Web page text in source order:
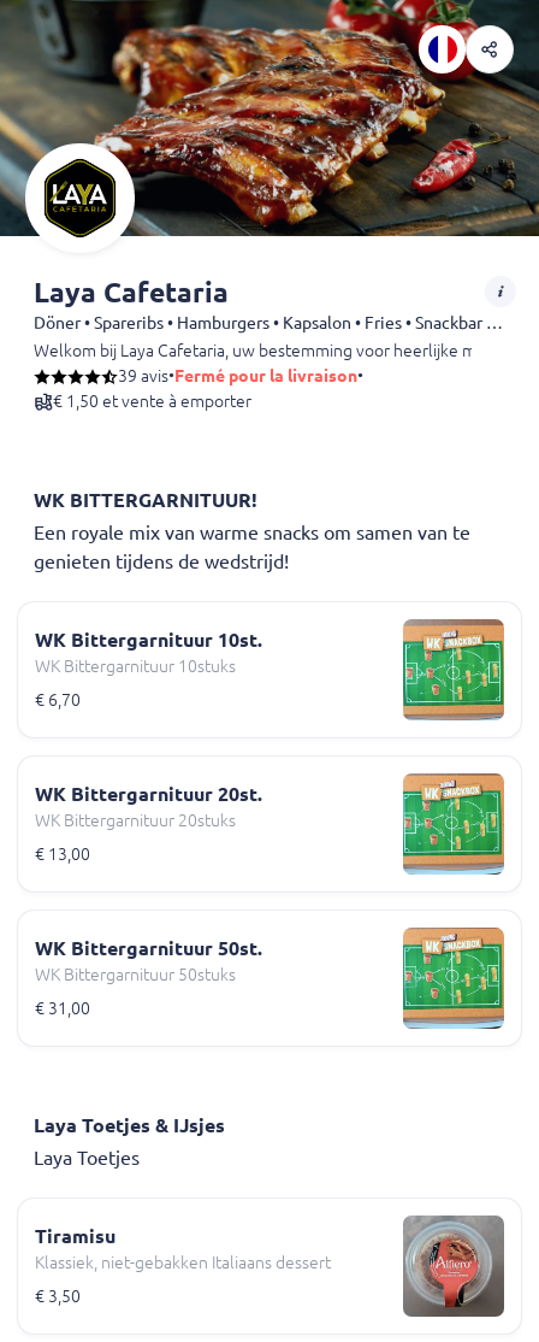
Laya Cafetaria
Döner • Spareribs • Hamburgers • Kapsalon • Fries • Snackbar • Snack • Shoarma • Kebab • Chicken • Falafel • Dürüm
Welkom bij Laya Cafetaria, uw bestemming voor heerlijke
39 avis•Fermé pour la livraison•
€ 1,50 et vente à emporter
WK BITTERGARNITUUR!
Een royale mix van warme snacks om samen van te
genieten tijdens de wedstrijd!
WK Bittergarnituur 10st.
WK Bittergarnituur 10stuks
€ 6,70
WK Bittergarnituur 20st.
WK Bittergarnituur 20stuks
€ 13,00
WK Bittergarnituur 50st.
WK Bittergarnituur 50stuks
€ 31,00
Laya Toetjes & IJsjes
Laya Toetjes
Tiramisu
Klassiek, niet-gebakken Italiaans dessert
€ 3,50